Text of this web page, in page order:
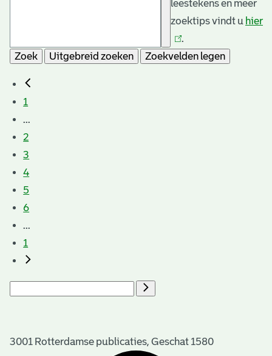
leestekens en meer
zoektips vindt u hier
.
Zoek
Uitgebreid zoeken Zoekvelden legen
1
...
2
3
4
5
6
...
1
3001 Rotterdamse publicaties, Geschat 1580